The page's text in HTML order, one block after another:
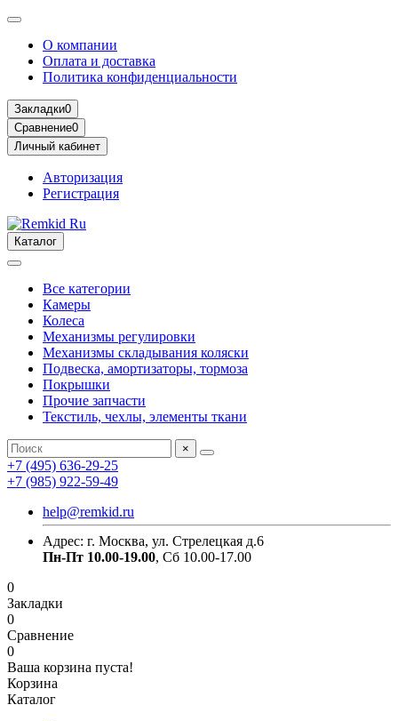
О компании
Оплата и доставка
Политика конфиденциальности
Закладки0
Сравнение0
Личный кабинет
Авторизация
Регистрация
Каталог
Все категории
Камеры
Колеса
Механизмы регулировки
Механизмы складывания коляски
Подвеска, амортизаторы, тормоза
Покрышки
Прочие запчасти
Текстиль, чехлы, элементы ткани
×
+7 (495) 636-29-25
+7 (985) 922-59-49
help@remkid.ru
Адрес: г. Москва, ул. Стрелецкая д.6
Пн-Пт 10.00-19.00, Сб 10.00-17.00
0
Закладки
0
Сравнение
0
Ваша корзина пуста!
Корзина
Каталог